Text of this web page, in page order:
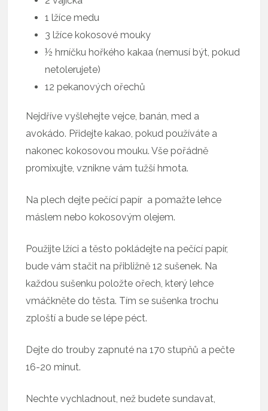
1 lžíce medu
3 lžíce kokosové mouky
½ hrníčku hořkého kakaa (nemusí být, pokud
netolerujete)
12 pekanových ořechů
Nejdříve vyšlehejte vejce, banán, med a
avokádo. Přidejte kakao, pokud používáte a
nakonec kokosovou mouku. Vše pořádně
promixujte, vznikne vám tužší hmota.
Na plech dejte pečící papír a pomažte lehce
máslem nebo kokosovým olejem.
Použijte lžíci a těsto pokládejte na pečící papír,
bude vám stačit na přibližně 12 sušenek. Na
každou sušenku položte ořech, který lehce
vmáčkněte do těsta. Tím se sušenka trochu
zploští a bude se lépe péct.
Dejte do trouby zapnuté na 170 stupňů a pečte
16-20 minut.
Nechte vychladnout, než budete sundavat,